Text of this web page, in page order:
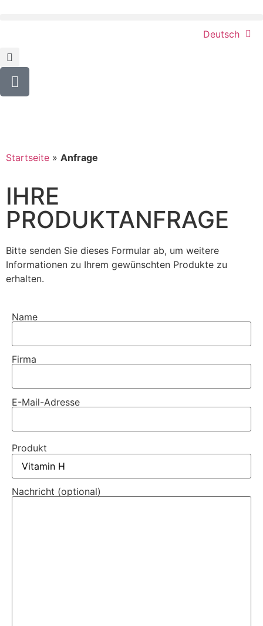
Deutsch
Startseite » Anfrage
IHRE
PRODUKTANFRAGE
Bitte senden Sie dieses Formular ab, um weitere
Informationen zu Ihrem gewünschten Produkte zu
erhalten.
Name
Firma
E-Mail-Adresse
Produkt
Nachricht (optional)